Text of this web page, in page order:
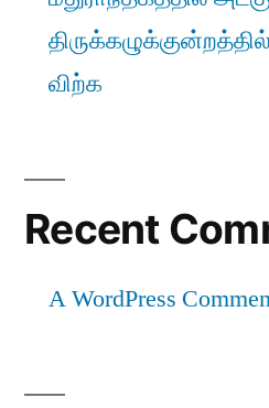
விற்க
Recent
A WordPress